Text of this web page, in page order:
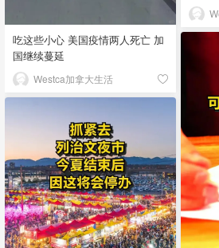
吃这些小心 美国疫情两人死亡 加
国继续蔓延
Westca加拿大生活